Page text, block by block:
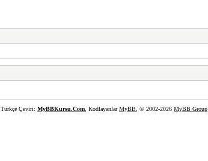
Türkçe Çeviri: MyBBKursu.Com , KodlayanlarMyBB , © 2002-2026 MyBB Group